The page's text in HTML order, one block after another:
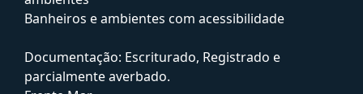
Banheiros e ambientes com acessibilidade
Documentação: Escriturado, Registrado e
parcialmente averbado.